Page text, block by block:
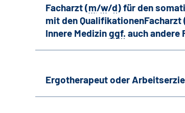
Facharzt (m/w/d) für den
mit den QualifikationenFacharzt
Innere Medizinggf. auch andere
Ergotherapeut oder